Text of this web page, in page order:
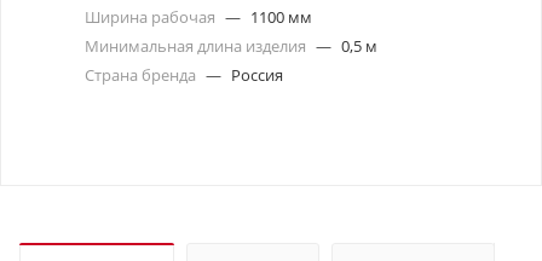
Ширина рабочая — 1100 мм
Минимальная длина изделия — 0,5 м
Страна бренда — Россия